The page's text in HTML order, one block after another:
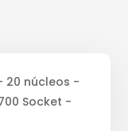
20 núcleos -
Socket -